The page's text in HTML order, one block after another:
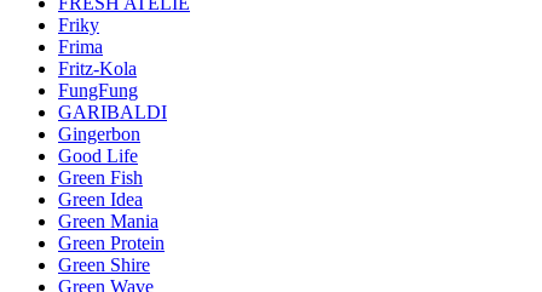
Friky
Frima
Fritz-Kola
FungFung
GARIBALDI
Gingerbon
Good Life
Green Fish
Green Idea
Green Mania
Green Protein
Green Shire
Green Wave